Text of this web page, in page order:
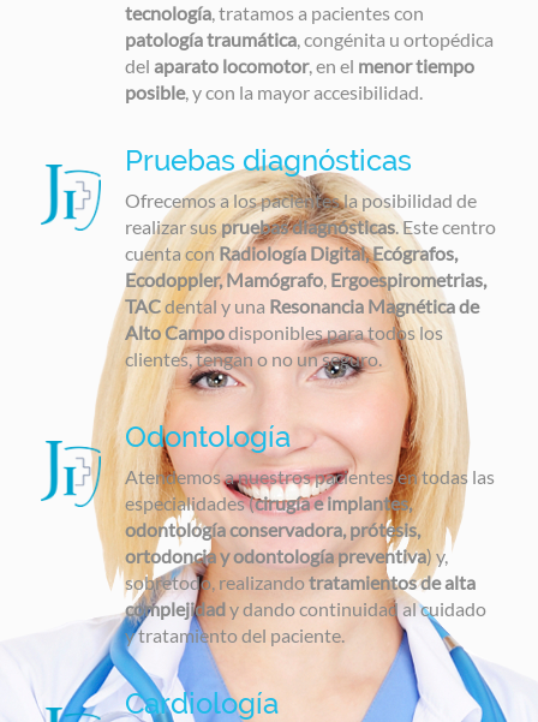
tecnología, tratamos a pacientes con
patología traumática, congénita u ortopédica
del aparato locomotor, en el menor tiempo
posible, y con la mayor accesibilidad.
Pruebas diagnósticas
Ofrecemos a los pacientes la posibilidad de
realizar suspruebas diagnósticas. Este centro
cuenta conRadiología Digital, Ecógrafos,
Ecodoppler, Mamógrafo, Ergoespirometrias,
TACdental y una Resonancia Magnética de
Alto Campodisponibles para todos los
clientes, tengan o no un seguro.
Odontología
Atendemos a nuestros pacientes en todas las
especialidades (cirugía e implantes,
odontología conservadora, prótesis,
ortodoncia y odontología preventiva) y,
sobretodo, realizandotratamientos de alta
complejidady dando continuidad al cuidado
y tratamiento del paciente.
Cardiología